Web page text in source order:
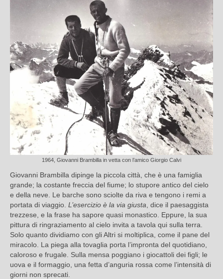
1964, Giovanni Brambilla in vetta con l’amico Giorgio Calvi
Giovanni Brambilla dipinge la piccola città, che è una famiglia
grande; la costante freccia del fiume; lo stupore antico del cielo
e della neve. Le barche sono sciolte da riva e tengono i remi a
portata di viaggio. L’esercizio è la via giusta , dice il paesaggista
trezzese, e la frase ha sapore quasi monastico. Eppure, la sua
pittura di ringraziamento al cielo invita a tavola qui sulla terra.
Solo quanto dividiamo con gli Altri si moltiplica, come il pane del
miracolo. La piega alla tovaglia porta l’impronta del quotidiano,
caloroso e frugale. Sulla mensa poggiano i giocattoli dei figli; le
uova e il formaggio, una fetta d’anguria rossa come l’intensità di
giorni non sprecati.